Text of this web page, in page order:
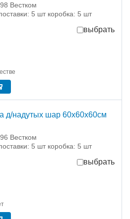
Вестком
5 шт коробка: 5 шт
выбрать
д/надутых шар 60х60х60см
Вестком
5 шт коробка: 5 шт
выбрать